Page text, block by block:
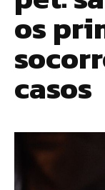
os
casos